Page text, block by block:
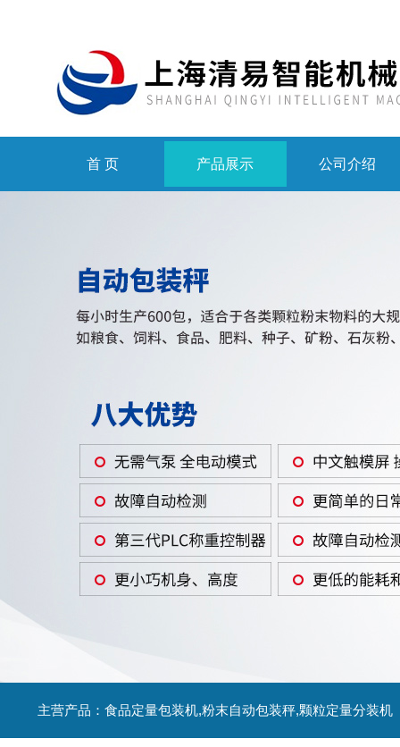
首 页 产品展示 公司介绍
主营产品：食品定量包装机,粉末自动包装秤,颗粒定量分装机